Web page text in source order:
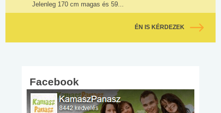
Jelenleg 170 cm magas és 59...
ÉN IS KÉRDEZEK
Facebook